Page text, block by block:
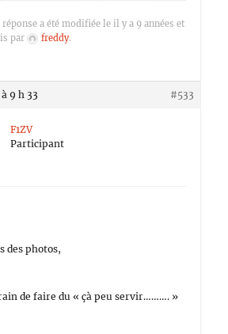
réponse a été modifiée le il y a 9 années et
par
freddy.
9 h 33 #533
F1ZV
Participant
des photos,
de faire du « çà peu servir………. »